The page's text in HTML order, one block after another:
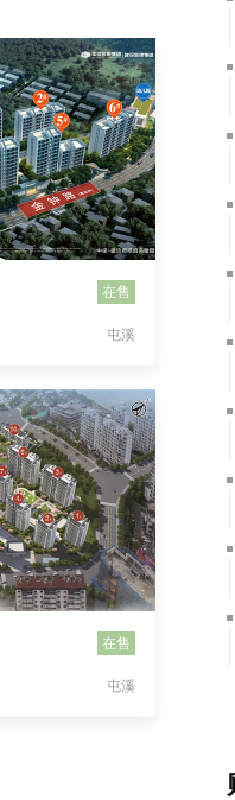
在售
屯溪
在售
屯溪